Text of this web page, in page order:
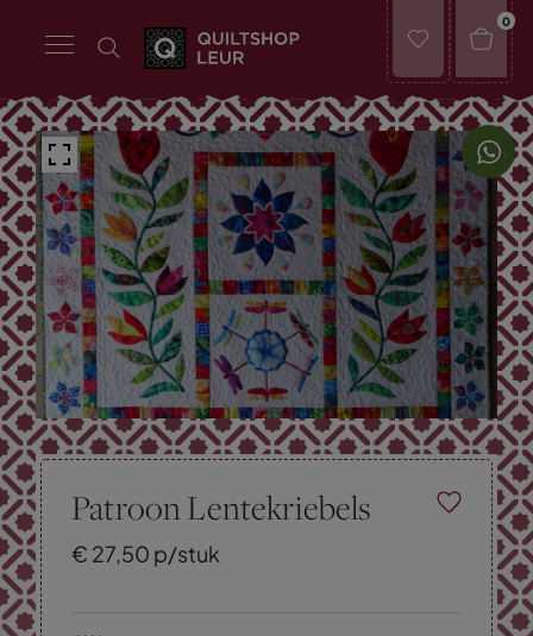
0
Patroon Lentekriebels
€ 27,50 p/stuk